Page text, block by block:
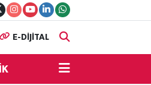
E-DİJİTAL